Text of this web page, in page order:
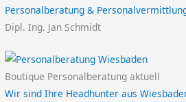
Personalberatung &
Dipl. Ing. Jan Schmidt
Boutique Personalberatung aktuell
Wir sind Ihre Headhunter aus